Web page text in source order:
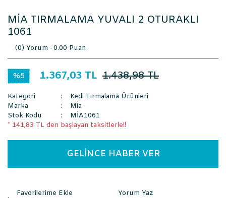
MİA TIRMALAMA YUVALI 2 OTURAKLI
1061
(0) Yorum -0.00 Puan
%5 1.367,03 TL 1.438,98 TL
Kategori
Kedi Tırmalama Ürünleri
Marka
Mia
Stok Kodu
MİA1061
* 141,83 TL den başlayan taksitlerle!!
GELİNCE HABER VER
Yorum Yaz